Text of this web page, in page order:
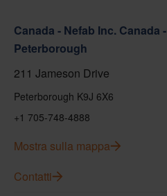
Canada - Nefab Inc. Canada -
Peterborough
211 Jameson Drive
Peterborough K9J 6X6
+1 705-748-4888
Mostra sulla mappa
Contatti